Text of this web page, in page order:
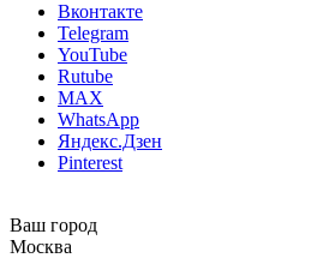
Вконтакте
Telegram
YouTube
Rutube
MAX
WhatsApp
Яндекс.Дзен
Pinterest
Ваш город
Москва